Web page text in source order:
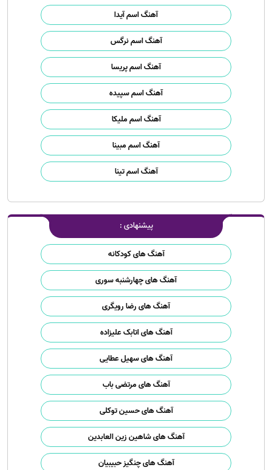
آهنگ اسم آیدا
آهنگ اسم نرگس
آهنگ اسم پریسا
آهنگ اسم سپیده
آهنگ اسم ملیکا
آهنگ اسم مبینا
آهنگ اسم تینا
پیشنهادی :
آهنگ های کودکانه
آهنگ های چهارشنبه سوری
آهنگ های رضا رویگری
آهنگ های اتابک علیزاده
آهنگ های سهیل عطایی
آهنگ های مرتضی باب
آهنگ های حسین توکلی
آهنگ های شاهین زین العابدین
آهنگ های چنگیز حبیبیان